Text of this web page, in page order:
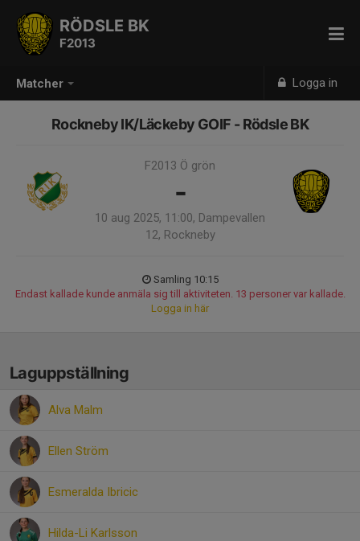
Matcher Logga in
RÖDSLE BK
F2013
Rockneby IK/Läckeby GOIF - Rödsle BK
F2013 Ö grön
-
10 aug 2025, 11:00, Dampevallen
12, Rockneby
Samling 10:15
Endast kallade kunde anmäla sig till aktiviteten. 13 personer var kallade.
Logga in här
Laguppställning
Alva Malm
Ellen Ström
Esmeralda Ibricic
Hilda-Li Karlsson